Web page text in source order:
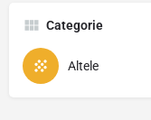
Categorie
Altele